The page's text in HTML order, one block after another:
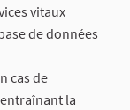
vitaux
de données
cas de
la